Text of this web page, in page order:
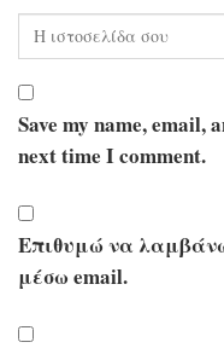
Save my name, email,
next time I comment.
Επιθυμώ να λαμβάνω
μέσω email.